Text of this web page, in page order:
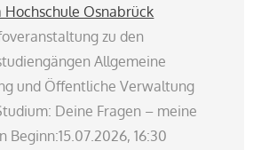
Hochschule Osnabrück
zu den
Allgemeine
und Öffentliche Verwaltung
Deine Fragen – meine
Beginn:15.07.2026, 16:30